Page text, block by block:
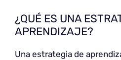
¿QUÉ ES UNA
APRENDIZAJE?
Una estrategia de